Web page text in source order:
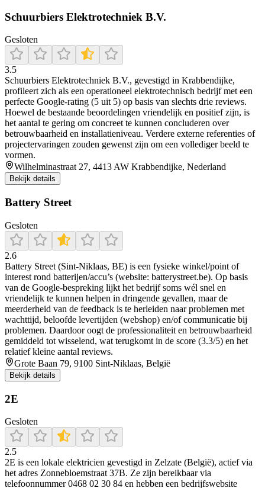
Schuurbiers Elektrotechniek B.V.
Gesloten
3.5
Schuurbiers Elektrotechniek B.V., gevestigd in Krabbendijke,
profileert zich als een operationeel elektrotechnisch bedrijf met een
perfecte Google-rating (5 uit 5) op basis van slechts drie reviews.
Hoewel de bestaande beoordelingen vriendelijk en positief zijn, is
het aantal te gering om concreet te kunnen concluderen over
betrouwbaarheid en installatieniveau. Verdere externe referenties of
projectervaringen zouden gewenst zijn om een vollediger beeld te
vormen.
Wilhelminastraat 27, 4413 AW Krabbendijke, Nederland
Bekijk details
Battery Street
Gesloten
2.6
Battery Street (Sint-Niklaas, BE) is een fysieke winkel/point of
interest rond batterijen/accu’s (website: batterystreet.be). Op basis
van de Google-bespreking lijkt het bedrijf soms wél snel en
vriendelijk te kunnen helpen in dringende gevallen, maar de
meerderheid van de feedback is te herleiden naar problemen met
wachttijd, beloofde levertijden (webshop) en/of communicatie bij
problemen. Daardoor oogt de professionaliteit en betrouwbaarheid
gemiddeld tot wisselend, wat terugkomt in de score (3.3/5) en het
relatief kleine aantal reviews.
Grote Baan 79, 9100 Sint-Niklaas, België
Bekijk details
2E
Gesloten
2.5
2E is een lokale elektricien gevestigd in Zelzate (België), actief via
het adres Zonnebloemstraat 37B. Ze zijn bereikbaar via
telefoonnummer 0468 02 30 84 en hebben een bedrijfswebsite